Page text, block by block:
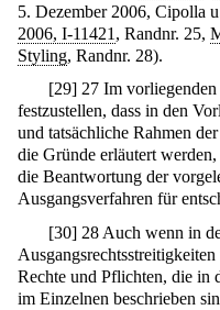
5. Dezember 2006, Cipolla
2006, I-11421 , Randnr. 25,
Styling, Randnr. 28).
[29] 27 Im
festzustellen, dass in den
und tatsächliche Rahmen
die Gründe erläutert
die Beantwortung der
Ausgangsverfahren für
[30] 28 Auch wenn in
Rechte und Pflichten, die in
im Einzelnen beschrieben